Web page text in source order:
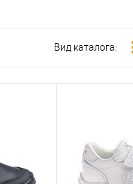
Вид каталога: